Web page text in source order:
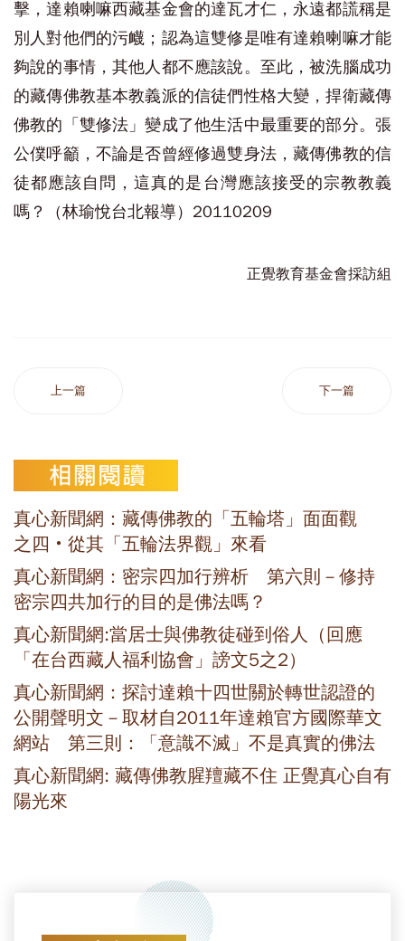
擊，達賴喇嘛西藏基金會的達瓦才仁，永遠都謊稱是
別人對他們的污衊；認為這雙修是唯有達賴喇嘛才能
夠說的事情，其他人都不應該說。至此，被洗腦成功
的藏傳佛教基本教義派的信徒們性格大變，捍衛藏傳
佛教的「雙修法」變成了他生活中最重要的部分。張
公僕呼籲，不論是否曾經修過雙身法，藏傳佛教的信
徒都應該自問，這真的是台灣應該接受的宗教教義
嗎？（林瑜悅台北報導）20110209
正覺教育基金會採訪組
上一篇 下一篇
真心新聞網：藏傳佛教的「五輪塔」面面觀
之四‧從其「五輪法界觀」來看
真心新聞網：密宗四加行辨析 第六則－修持
密宗四共加行的目的是佛法嗎？
真心新聞網:當居士與佛教徒碰到俗人（回應
「在台西藏人福利協會」謗文5之2）
真心新聞網：探討達賴十四世關於轉世認證的
公開聲明文－取材自2011年達賴官方國際華文
網站 第三則：「意識不滅」不是真實的佛法
真心新聞網: 藏傳佛教腥羶藏不住 正覺真心自有
陽光來